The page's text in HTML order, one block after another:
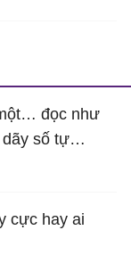
đọc như
số tự
cực hay ai